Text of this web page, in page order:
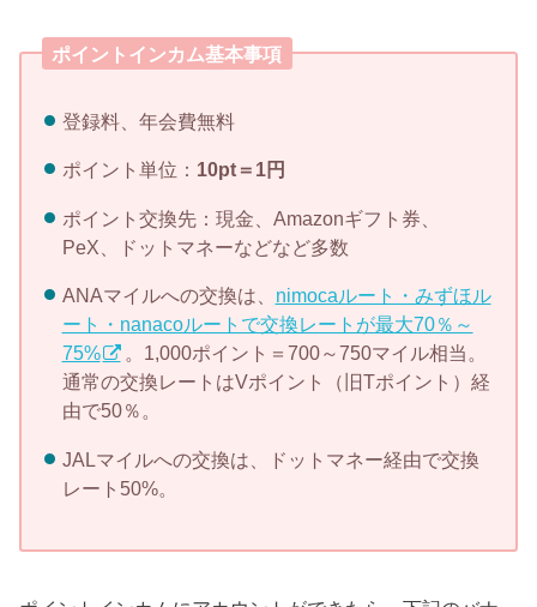
ポイントインカム基本事項
登録料、年会費無料
ポイント単位： 10pt＝1円
ポイント交換先：現金、Amazonギフト券、
PeX、ドットマネーなどなど多数
ANAマイルへの交換は、 nimocaルート・みずほル
ート・nanacoルートで交換レートが最大70％～
75%
。1,000ポイント＝700～750マイル相当。
通常の交換レートはVポイント（旧Tポイント）経
由で50％。
JALマイルへの交換は、ドットマネー経由で交換
レート50%。